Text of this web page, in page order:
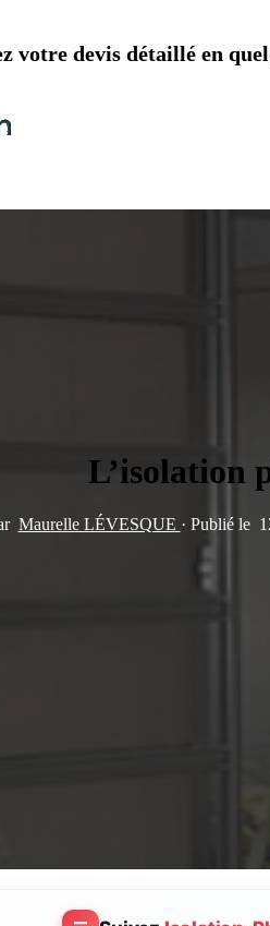
votre devis détaillé en
L’isolation
Maurelle LÉVESQUE · Publié le